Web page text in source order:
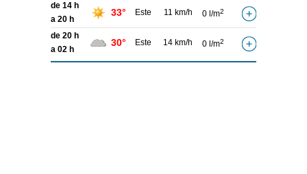
de 14 h
a 20 h
33° Este 11 km/h 0 l/m2
de 20 h
a 02 h
30° Este 14 km/h 0 l/m2